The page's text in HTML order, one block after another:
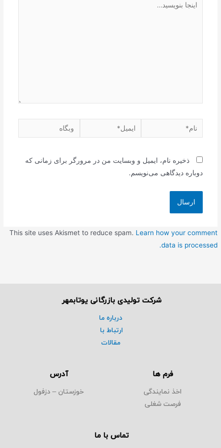
ذخیره نام، ایمیل و وبسایت من در مرورگر برای زمانی که
دوباره دیدگاهی می‌نویسم.
This site uses Akismet to reduce spam. Learn how your comment
data is processed.
شرکت تولیدی بازرگانی یوتابمهر
درباره ما
ارتباط با
مقالات
فرم ها
اخذ نمایندگی
فرصت شغلی
آدرس
خوزستان – دزفول
تماس با ما